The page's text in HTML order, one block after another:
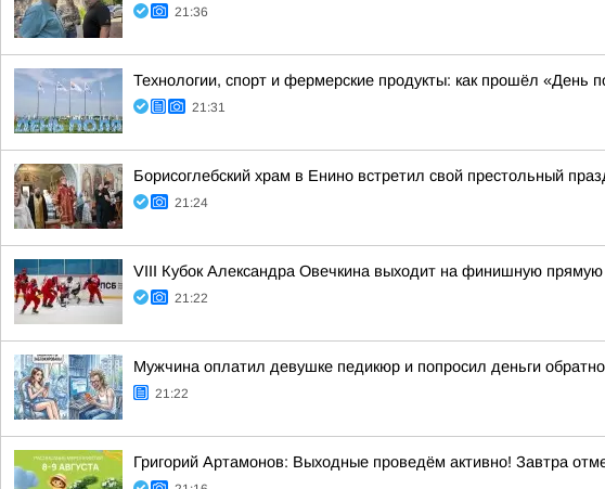
21:36
Технологии, спорт и фермерские продукты: как прошёл «День
21:31
Борисоглебский храм в Енино встретил свой престольный
21:24
VIII Кубок Александра Овечкина выходит на финишную прямую
21:22
Мужчина оплатил девушке педикюр и попросил деньги обратно
21:22
Григорий Артамонов: Выходные проведём активно! Завтра